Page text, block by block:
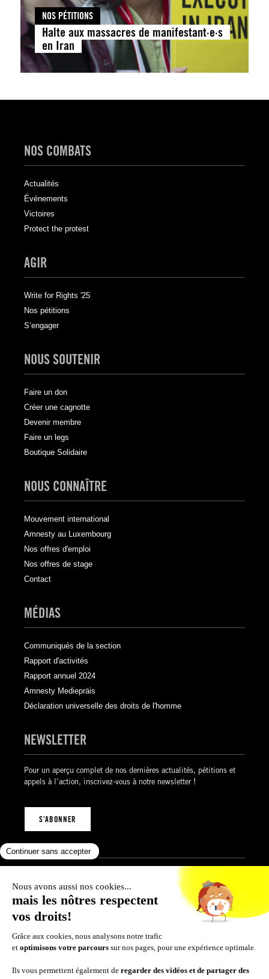
NOS PÉTITIONS
Halte aux massacres de manifestant·e·s
en Iran
NOS COMBATS
Actualités
Événements
Victoires
Protect the protest
AGIR
Write for Rights '25
Nos pétitions
S’engager
NOUS SOUTENIR
Faire un don
Créer une cagnotte
Devenir membre
Faire un legs
Boutique Solidaire
NOUS CONNAÎTRE
Mouvement international
Amnesty au Luxembourg
Nos offres d'emploi
Nos offres de stage
Contact
MÉDIAS
Communiqués de la section
Rapport d'activités
Rapport annuel 2024
Amnesty Mediepräis
Déclaration universelle des droits de l'homme
NEWSLETTER
Pour un aperçu complet de nos dernières actualités, pétitions et
appels à l’action, inscrivez-vous à notre newsletter !
S’ABONNER
Mentions légales
Politique de confidentialité
Politique des cookies
Conditions générales de vente